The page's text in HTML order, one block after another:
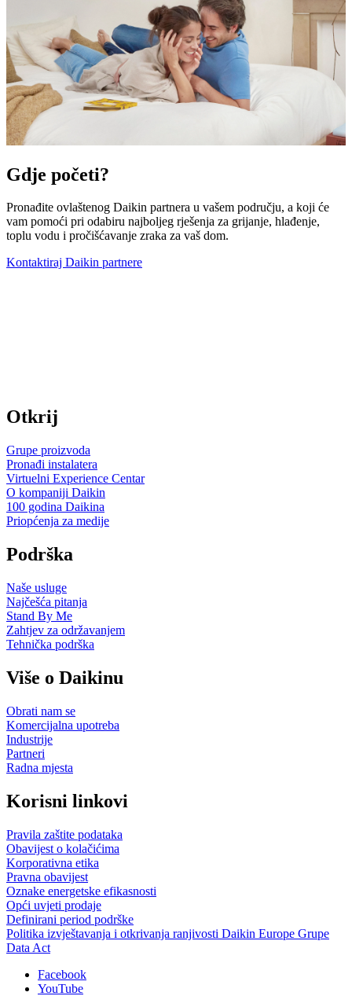
Gdje početi?
Pronađite ovlaštenog Daikin partnera u vašem području, a koji će
vam pomoći pri odabiru najboljeg rješenja za grijanje, hlađenje,
toplu vodu i pročišćavanje zraka za vaš dom.
Kontaktiraj Daikin partnere
Otkrij
Grupe proizvoda
Pronađi instalatera
Virtuelni Experience Centar
O kompaniji Daikin
100 godina Daikina
Priopćenja za medije
Podrška
Naše usluge
Najčešća pitanja
Stand By Me
Zahtjev za održavanjem
Tehnička podrška
Više o Daikinu
Obrati nam se
Komercijalna upotreba
Industrije
Partneri
Radna mjesta
Korisni linkovi
Pravila zaštite podataka
Obavijest o kolačićima
Korporativna etika
Pravna obavijest
Oznake energetske efikasnosti
Opći uvjeti prodaje
Definirani period podrške
Politika izvještavanja i otkrivanja ranjivosti Daikin Europe Grupe
Data Act
Facebook
YouTube